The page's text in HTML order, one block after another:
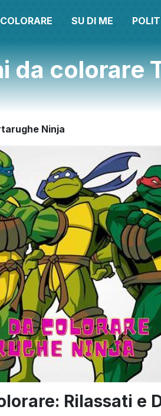
SU DI ME
da colorare
Ninja
Rilassati e